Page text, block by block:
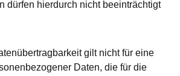
dürfen hierdurch nicht beeinträchtigt
gilt nicht für eine
Daten, die für die